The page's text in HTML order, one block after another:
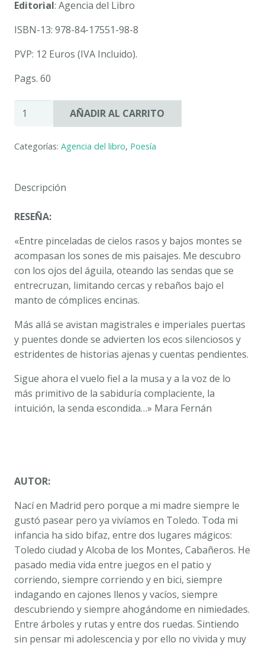
Editorial: Agencia del Libro
ISBN-13: 978-84-17551-98-8
PVP: 12 Euros (IVA Incluido).
Pags. 60
CENSURADA
FERNÁN
AÑADIR AL CARRITO
Categorías: Agencia del libro, Poesía
Descripción
RESEÑA:
«Entre pinceladas de cielos rasos y bajos montes se
acompasan los sones de mis paisajes. Me descubro
con los ojos del águila, oteando las sendas que se
entrecruzan, limitando cercas y rebaños bajo el
manto de cómplices encinas.
Más allá se avistan magistrales e imperiales puertas
y puentes donde se advierten los ecos silenciosos y
estridentes de historias ajenas y cuentas pendientes.
Sigue ahora el vuelo fiel a la musa y a la voz de lo
más primitivo de la sabiduría complaciente, la
intuición, la senda escondida…» Mara Fernán
AUTOR:
Nací en Madrid pero porque a mi madre siempre le
gustó pasear pero ya vivíamos en Toledo. Toda mi
infancia ha sido bifaz, entre dos lugares mágicos:
Toledo ciudad y Alcoba de los Montes, Cabañeros. He
pasado media vida entre juegos en el patio y
corriendo, siempre corriendo y en bici, siempre
indagando en cajones llenos y vacíos, siempre
descubriendo y siempre ahogándome en nimiedades.
Entre árboles y rutas y entre dos ruedas. Sintiendo
sin pensar mi adolescencia y por ello no vivida y muy